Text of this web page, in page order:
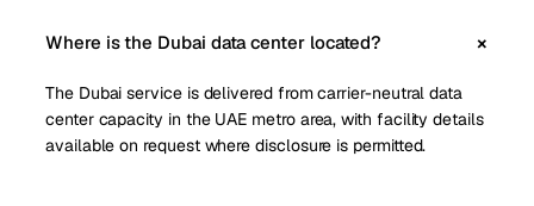
Where is the Dubai data center located?
The Dubai service is delivered from carrier-neutral data
center capacity in the UAE metro area, with facility details
available on request where disclosure is permitted.